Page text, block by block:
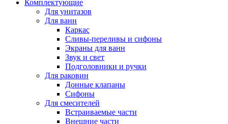
Комплектующие
Для унитазов
Для ванн
Каркас
Сливы-переливы и сифоны
Экраны для ванн
Звук и свет
Подголовники и ручки
Для раковин
Донные клапаны
Сифоны
Для смесителей
Встраиваемые части
Внешние части